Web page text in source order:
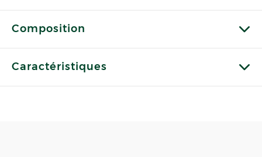
Composition
Caractéristiques